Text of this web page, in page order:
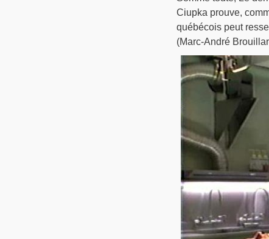
Ciupka prouve,
québécois peut
(Marc-André